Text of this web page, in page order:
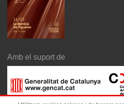
Amb el suport de